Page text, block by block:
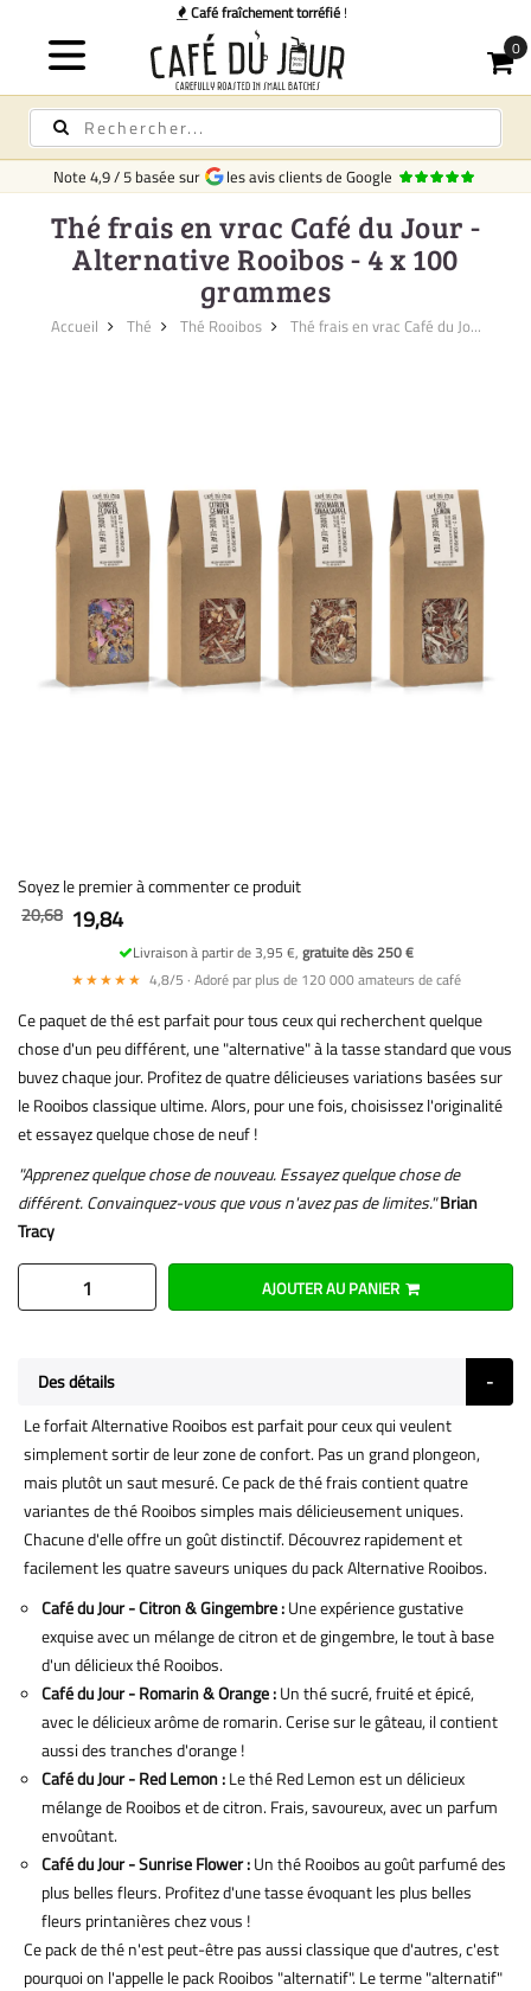
Note 4,9/5 basée sur les avis clients de Google
Thé frais en vrac Café du Jour -
Alternative Rooibos - 4 x 100
grammes
Accueil Thé Thé Rooibos Thé frais en vrac Café du Jo...
Soyez le premier à commenter ce produit
19,84
20,68
Livraison à partir de 3,95 €, gratuite dès 250 €
★★★★★ 4,8/5 · Adoré par plus de 120 000 amateurs de café
Ce paquet de thé est parfait pour tous ceux qui recherchent quelque
chose d'un peu différent, une "alternative" à la tasse standard que vous
buvez chaque jour. Profitez de quatre délicieuses variations basées sur
le Rooibos classique ultime. Alors, pour une fois, choisissez l'originalité
et essayez quelque chose de neuf !
"Apprenez quelque chose de nouveau. Essayez quelque chose de
différent. Convainquez-vous que vous n'avez pas de limites."Brian
Tracy
AJOUTER AU PANIER
Des détails
Le forfait Alternative Rooibos est parfait pour ceux qui veulent
simplement sortir de leur zone de confort. Pas un grand plongeon,
mais plutôt un saut mesuré. Ce pack de thé frais contient quatre
variantes de thé Rooibos simples mais délicieusement uniques.
Chacune d'elle offre un goût distinctif. Découvrez rapidement et
facilement les quatre saveurs uniques du pack Alternative Rooibos.
Café du Jour - Citron & Gingembre :Une expérience gustative
exquise avec un mélange de citron et de gingembre, le tout à base
d'un délicieux thé Rooibos.
Café du Jour - Romarin & Orange :Un thé sucré, fruité et épicé,
avec le délicieux arôme de romarin. Cerise sur le gâteau, il contient
aussi des tranches d'orange !
Café du Jour - Red Lemon :Le thé Red Lemon est un délicieux
mélange de Rooibos et de citron. Frais, savoureux, avec un parfum
envoûtant.
Café du Jour - Sunrise Flower :Un thé Rooibos au goût parfumé des
plus belles fleurs. Profitez d'une tasse évoquant les plus belles
fleurs printanières chez vous !
Ce pack de thé n'est peut-être pas aussi classique que d'autres, c'est
pourquoi on l'appelle le pack Rooibos "alternatif". Le terme "alternatif"